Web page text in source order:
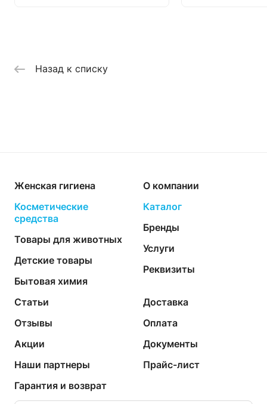
Назад к списку
Женская гигиена
Косметические
средства
Товары для животных
Детские товары
Бытовая химия
О компании
Каталог
Бренды
Услуги
Реквизиты
Статьи
Отзывы
Акции
Наши партнеры
Гарантия и возврат
Доставка
Оплата
Документы
Прайс-лист